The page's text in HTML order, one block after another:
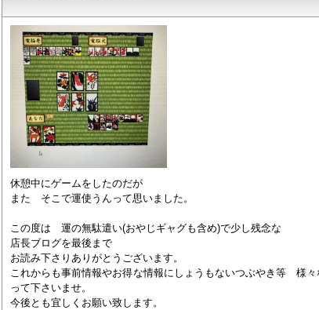
休憩中にゲームをしたのだが
また そこで運使うんって思いました。
この度は 運の無駄遣い(おやじギャグも含め)で少し残念な
店長ブログを最後まで
お読み下さりありがとうございます。
これからも事前情報やお得な情報にしょうもないつぶやき等 様
って下さいませ。
今後とも宜しくお願い致します。